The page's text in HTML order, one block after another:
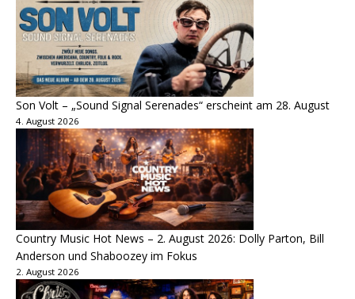
Son Volt – „Sound Signal Serenades“ erscheint am 28. August
4. August 2026
Country Music Hot News – 2. August 2026: Dolly Parton, Bill
Anderson und Shaboozey im Fokus
2. August 2026